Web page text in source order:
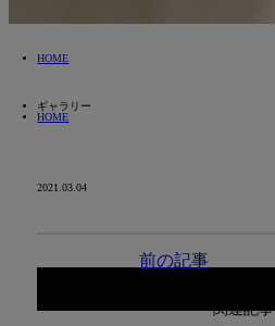
HOME
ギャラリー
HOME
2021.03.04
前の記事
関連記事